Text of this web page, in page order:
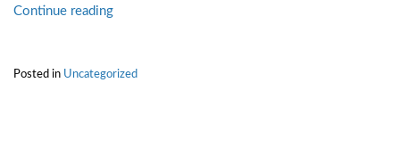
Continue reading“Rørlegger
Posted in Uncategorized